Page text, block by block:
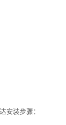
安装步骤：